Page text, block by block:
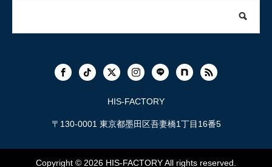
HIS-FACTORY
〒130-0001 東京都墨田区吾妻橋1丁目16番5
Copyright © 2026 HIS-FACTORYAll rights reserved.